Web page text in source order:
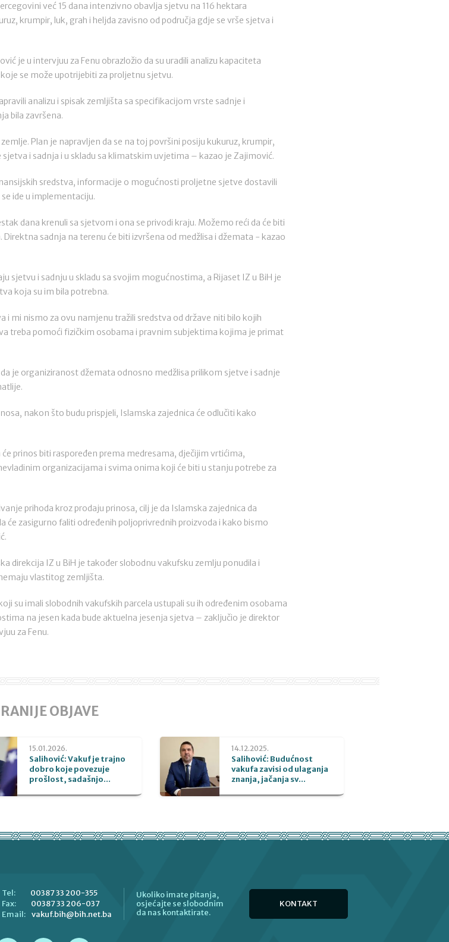
već 15 dana intenzivno obavlja sjetvu na 116 hektara
krumpir, luk, grah i heljda zavisno od područja gdje se vrše sjetva i
je u intervjuu za Fenu obrazložio da su uradili analizu kapaciteta
se može upotrijebiti za proljetnu sjetvu.
analizu i spisak zemljišta sa specifikacijom vrste sadnje i
bila završena.
Plan je napravljen da se na toj površini posiju kukuruz, krumpir,
sjetva i sadnja i u skladu sa klimatskim uvjetima – kazao je Zajimović.
sredstva, informacije o mogućnosti proljetne sjetve dostavili
ide u implementaciju.
dana krenuli sa sjetvom i ona se privodi kraju. Možemo reći da će biti
sadnja na terenu će biti izvršena od medžlisa i džemata - kazao
sjetvu i sadnju u skladu sa svojim mogućnostima, a Rijaset IZ u BiH je
koja su im bila potrebna.
i mi nismo za ovu namjenu tražili sredstva od države niti bilo kojih
treba pomoći fizičkim osobama i pravnim subjektima kojima je primat
je organiziranost džemata odnosno medžlisa prilikom sjetve i sadnje
nakon što budu prispjeli, Islamska zajednica će odlučiti kako
prinos biti raspoređen prema medresama, dječijim vrtićima,
organizacijama i svima onima koji će biti u stanju potrebe za
prihoda kroz prodaju prinosa, cilj je da Islamska zajednica da
će zasigurno faliti određenih poljoprivrednih proizvoda i kako bismo
direkcija IZ u BiH je također slobodnu vakufsku zemlju ponudila i
vlastitog zemljišta.
su imali slobodnih vakufskih parcela ustupali su ih određenim osobama
na jesen kada bude aktuelna jesenja sjetva – zaključio je direktor
za Fenu.
RANIJE OBJAVE
15.01.2026.
Salihović: Vakuf je trajno
dobro koje povezuje
prošlost, sadašnjo...
14.12.2025.
Salihović: Budućnost
vakufa zavisi od ulaganja
znanja, jačanja sv...
Tel:
00387 33 200-355
Fax:
00387 33 206-037
Email:
vakuf.bih@bih.net.ba
Ukoliko imate pitanja,
osjećajte se slobodnim
da nas kontaktirate.
KONTAKT